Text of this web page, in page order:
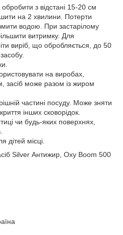
з відстані 15-20 см
на 2 хвилини. Потерти
водою. При застарілому
витримку. Для
виріб, що обробляється, до 50
на виробах,
засіб може разом із жиром
частині посуду. Може зняти
інших сковорідок.
чи будь-яких поверхнях,
дітей місці.
Silver Антижир, Oxy Boom 500